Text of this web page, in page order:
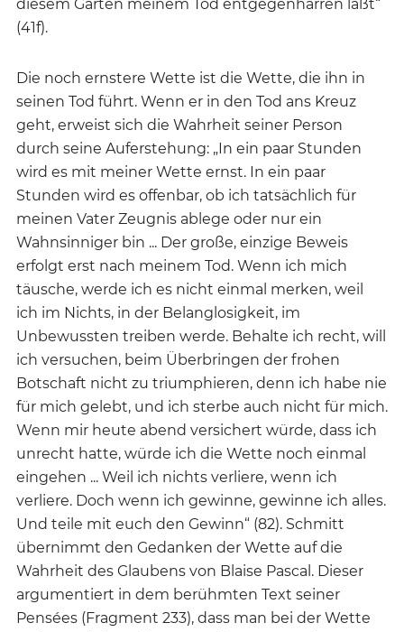
diesem Garten meinem Tod entgegenharren läßt“
(41f).
Die noch ernstere Wette ist die Wette, die ihn in
seinen Tod führt. Wenn er in den Tod ans Kreuz
geht, erweist sich die Wahrheit seiner Person
durch seine Auferstehung: „In ein paar Stunden
wird es mit meiner Wette ernst. In ein paar
Stunden wird es offenbar, ob ich tatsächlich für
meinen Vater Zeugnis ablege oder nur ein
Wahnsinniger bin ... Der große, einzige Beweis
erfolgt erst nach meinem Tod. Wenn ich mich
täusche, werde ich es nicht einmal merken, weil
ich im Nichts, in der Belanglosigkeit, im
Unbewussten treiben werde. Behalte ich recht, will
ich versuchen, beim Überbringen der frohen
Botschaft nicht zu triumphieren, denn ich habe nie
für mich gelebt, und ich sterbe auch nicht für mich.
Wenn mir heute abend versichert würde, dass ich
unrecht hatte, würde ich die Wette noch einmal
eingehen ... Weil ich nichts verliere, wenn ich
verliere. Doch wenn ich gewinne, gewinne ich alles.
Und teile mit euch den Gewinn“ (82). Schmitt
übernimmt den Gedanken der Wette auf die
Wahrheit des Glaubens von Blaise Pascal. Dieser
argumentiert in dem berühmten Text seiner
Pensées (Fragment 233), dass man bei der Wette